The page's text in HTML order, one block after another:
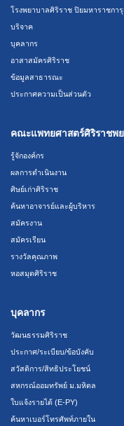
โรงพยาบาลศิริราช ปิยมหาราชกา
บริจาค
บุคลากร
อาสาสมัครศิริราช
ข้อมูลสาธารณะ
ประกาศความเป็นส่วนตัว
คณะแพทยศาสตร์ศิริราชพ
รู้จักองค์กร
ผลการดำเนินงาน
ศิษย์เก่าศิริราช
ค้นหาอาจารย์และผู้บริหาร
สมัครงาน
สมัครเรียน
รางวัลคุณภาพ
หอสมุดศิริราช
บุคลากร
วัฒนธรรมศิริราช
ประกาศ/ระเบียบ/ข้อบังคับ
สวัสดิการ/สิทธิประโยชน์
สหกรณ์ออมทรัพย์ ม.มหิดล
ใบแจ้งรายได้ (E-PY)
ค้นหาเบอร์โทรศัพท์ภายใน